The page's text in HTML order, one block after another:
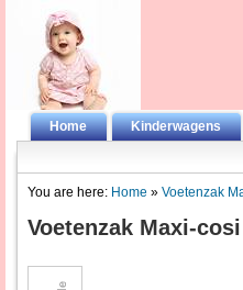
Home Kinderwagens
You are here: Home » Voetenzak
Voetenzak Maxi-